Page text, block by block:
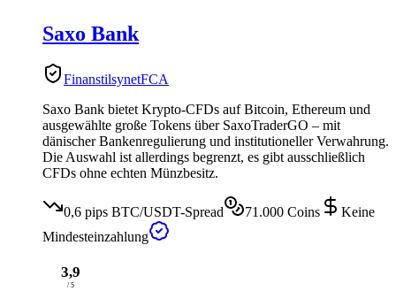
Saxo Bank
FinanstilsynetFCA
Saxo Bank bietet Krypto-CFDs auf Bitcoin, Ethereum und
ausgewählte große Tokens über SaxoTraderGO – mit
dänischer Bankenregulierung und institutioneller Verwahrung.
Die Auswahl ist allerdings begrenzt, es gibt ausschließlich
CFDs ohne echten Münzbesitz.
0,6 pips BTC/USDT-Spread 71.000 Coins
Keine
Mindesteinzahlung
3,9
/ 5